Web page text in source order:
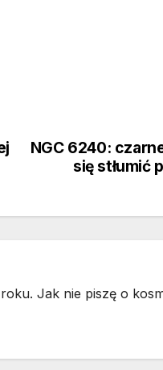
NGC 6240:
się stłumić
Jak nie piszę o